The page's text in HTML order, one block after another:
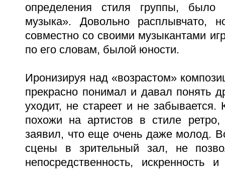
определения стиля группы, было
музыка». Довольно расплывчато,
совместно со своими музыкантами
по его словам, былой юности.
Иронизируя над «возрастом»
прекрасно понимал и давал понять
уходит, не стареет и не
похожи на артистов в стиле
заявил, что еще очень даже молод.
сцены в зрительный зал, не
непосредственность, искренность